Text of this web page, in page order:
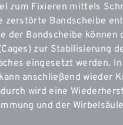
zum Fixieren mittels
zerstörte Bandscheibe
der Bandscheibe können
zur Stabilisierung
eingesetzt werden.
anschließend wieder
wird eine
und der